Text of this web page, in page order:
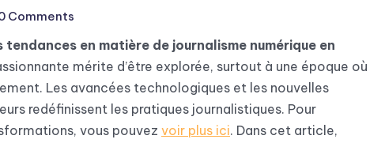
Comments
tendances en matière de journalisme numérique en
mérite d’être explorée, surtout à une époque où
Les avancées technologiques et les nouvelles
redéfinissent les pratiques journalistiques. Pour
vous pouvez voir plus ici. Dans cet article,